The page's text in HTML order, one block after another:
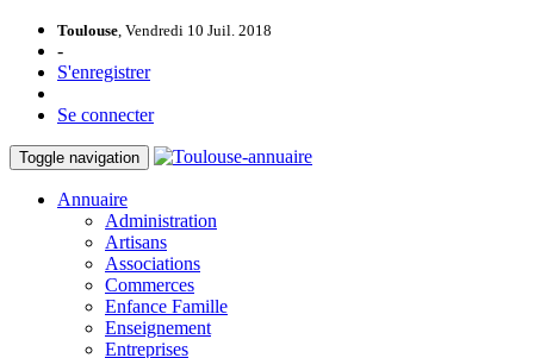
Toulouse, Vendredi 10 Juil. 2018
-
S'enregistrer
Se connecter
Toggle navigation
Annuaire
Administration
Artisans
Associations
Commerces
Enfance Famille
Enseignement
Entreprises